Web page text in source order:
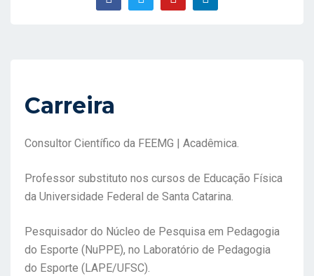
Carreira
Consultor Científico da FEEMG | Acadêmica.
Professor substituto nos cursos de Educação Física
da Universidade Federal de Santa Catarina.
Pesquisador do Núcleo de Pesquisa em Pedagogia
do Esporte (NuPPE), no Laboratório de Pedagogia
do Esporte (LAPE/UFSC).